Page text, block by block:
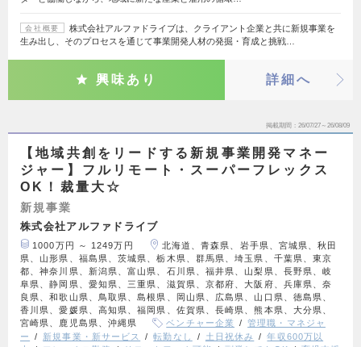
会社概要
株式会社アルファドライブは、クライアント企業と共に新規事業を
生み出し、そのプロセスを通じて事業開発人材の発掘・育成と挑戦…
興味あり 詳細へ
掲載期間 26/07/27～26/08/09
【地域共創をリードする新規事業開発マネー
ジャー】フルリモート・スーパーフレックス
OK！裁量大☆
新規事業
株式会社アルファドライブ
1000万円 ～ 1249万円
北海道、青森県、岩手県、宮城県、秋田
県、山形県、福島県、茨城県、栃木県、群馬県、埼玉県、千葉県、東京
都、神奈川県、新潟県、富山県、石川県、福井県、山梨県、長野県、岐
阜県、静岡県、愛知県、三重県、滋賀県、京都府、大阪府、兵庫県、奈
良県、和歌山県、鳥取県、島根県、岡山県、広島県、山口県、徳島県、
香川県、愛媛県、高知県、福岡県、佐賀県、長崎県、熊本県、大分県、
宮崎県、鹿児島県、沖縄県
ベンチャー企業
管理職・マネジャ
ー
新規事業・新サービス 転勤なし 土日祝休み
年収600万以